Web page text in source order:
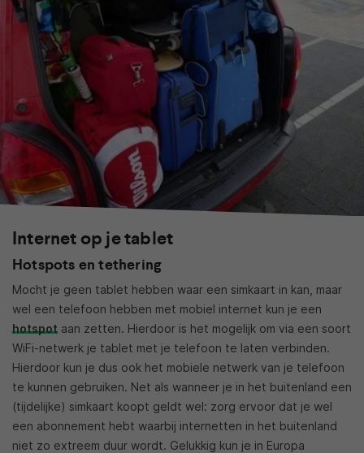
Internet op je tablet
Hotspots en tethering
Mocht je geen tablet hebben waar een simkaart in kan, maar
wel een telefoon hebben met mobiel internet kun je een
hotspot aan zetten. Hierdoor is het mogelijk om via een soort
WiFi-netwerk je tablet met je telefoon te laten verbinden.
Hierdoor kun je dus ook het mobiele netwerk van je telefoon
te kunnen gebruiken. Net als wanneer je in het buitenland een
(tijdelijke) simkaart koopt geldt wel: zorg ervoor dat je wel
een abonnement hebt waarbij internetten in het buitenland
niet zo extreem duur wordt. Gelukkig kun je in Europa